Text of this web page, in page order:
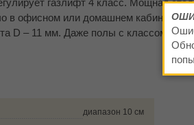
газлифт 4 класс. Мощная
в офисном или домашнем кабинете
D – 11 мм. Даже полы с классом
диапазон 10 см